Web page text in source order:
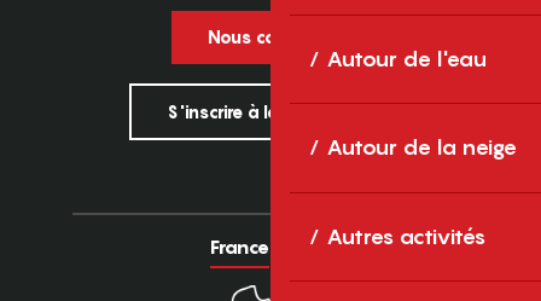
Autour de l'eau
Autour de la neige
Autres activités
Nous contacter
S'inscrire à la newsletter
France Europe